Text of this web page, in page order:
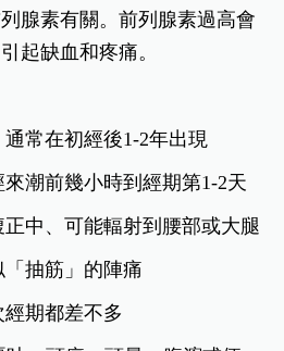
腺素有關。前列腺素過高會
起缺血和疼痛。
常在初經後1-2年出現
潮前幾小時到經期第1-2天
中、可能輻射到腰部或大腿
抽筋」的陣痛
期都差不多